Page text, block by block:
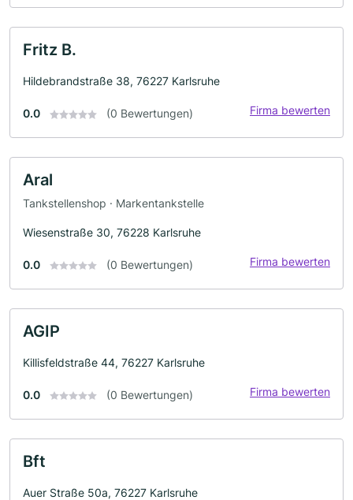
Fritz B.
Hildebrandstraße 38, 76227 Karlsruhe
0.0 (0 Bewertungen) Firma bewerten
Aral
Tankstellenshop · Markentankstelle
Wiesenstraße 30, 76228 Karlsruhe
0.0 (0 Bewertungen) Firma bewerten
AGIP
Killisfeldstraße 44, 76227 Karlsruhe
0.0 (0 Bewertungen) Firma bewerten
Bft
Auer Straße 50a, 76227 Karlsruhe